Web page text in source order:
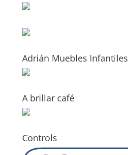
Adrián Muebles Infantiles
A brillar café
Controls